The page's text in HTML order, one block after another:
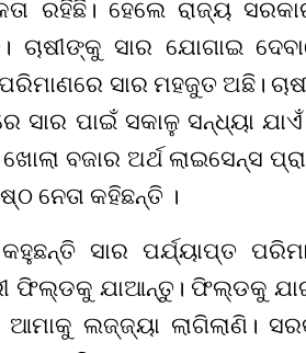
ରହିଛି। ହେଲେରାଜ୍ୟ
ଚାଷୀଙ୍କୁ ସାର ଯୋଗାଇ
ସାର ମହଜୁତ ଅଛି।
ସାର ପାଇଁ ସକାଳୁ ସନ୍ଧ୍ୟା
ଖୋଲା ବଜାର ଅର୍ଥ ଲାଇସେନ୍ସ
ନେତା କହିଛନ୍ତି ।
ସାର ପର୍ଯ୍ୟାପ୍ତ
ଫିଲ୍ଡକୁ ଯାଆନ୍ତୁ। ଫିଲ୍ଡକୁ ଯାଇ
ଲଜ୍ଜ୍ୟା ଲାଗିଲାଣି।